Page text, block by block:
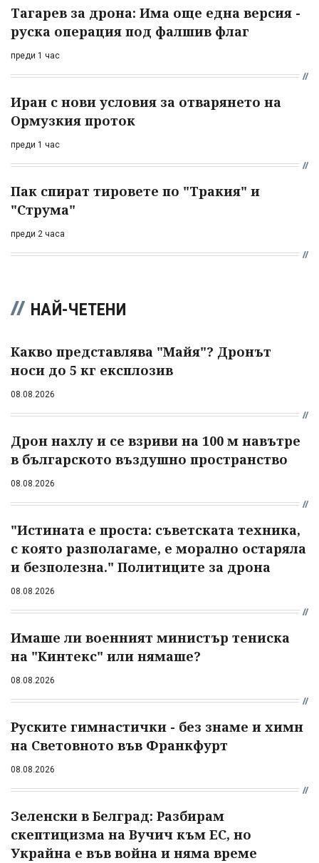
Тагарев за дрона: Има още една версия -
руска операция под фалшив флаг
преди 1 час
Иран с нови условия за отварянето на
Ормузкия проток
преди 1 час
Пак спират тировете по "Тракия" и
"Струма"
преди 2 часа
НАЙ-ЧЕТЕНИ
Какво представлява "Майя"? Дронът
носи до 5 кг експлозив
08.08.2026
Дрон нахлу и се взриви на 100 м навътре
в българското въздушно пространство
08.08.2026
"Истината е проста: съветската техника,
с която разполагаме, е морално остаряла
и безполезна." Политиците за дрона
08.08.2026
Имаше ли военният министър тениска
на "Кинтекс" или нямаше?
08.08.2026
Руските гимнастички - без знаме и химн
на Световното във Франкфурт
08.08.2026
Зеленски в Белград: Разбирам
скептицизма на Вучич към ЕС, но
Украйна е във война и няма време